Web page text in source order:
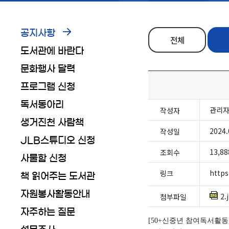
공지사항
도서관에 바란다
문화행사 달력
프로그램 신청
독서동아리
생거진천 사람책
JLB스튜디오 신청
사물함 신청
책 읽어주는 도서관
자원봉사활동안내
자주하는 질문
전체
작성자 관리
작성일
조회수
링크
첨부파일
[50+신중년 참여독서활동